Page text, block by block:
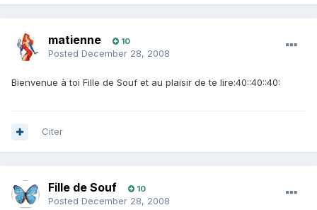
matienne 10
Posted December 28, 2008
Bienvenue à toi Fille de Souf et au plaisir de te lire:40::40::40:
Citer
Fille de Souf 10
Posted December 28, 2008